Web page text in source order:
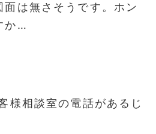
は無さそうです。ホン
か…
様相談室の電話があるじ